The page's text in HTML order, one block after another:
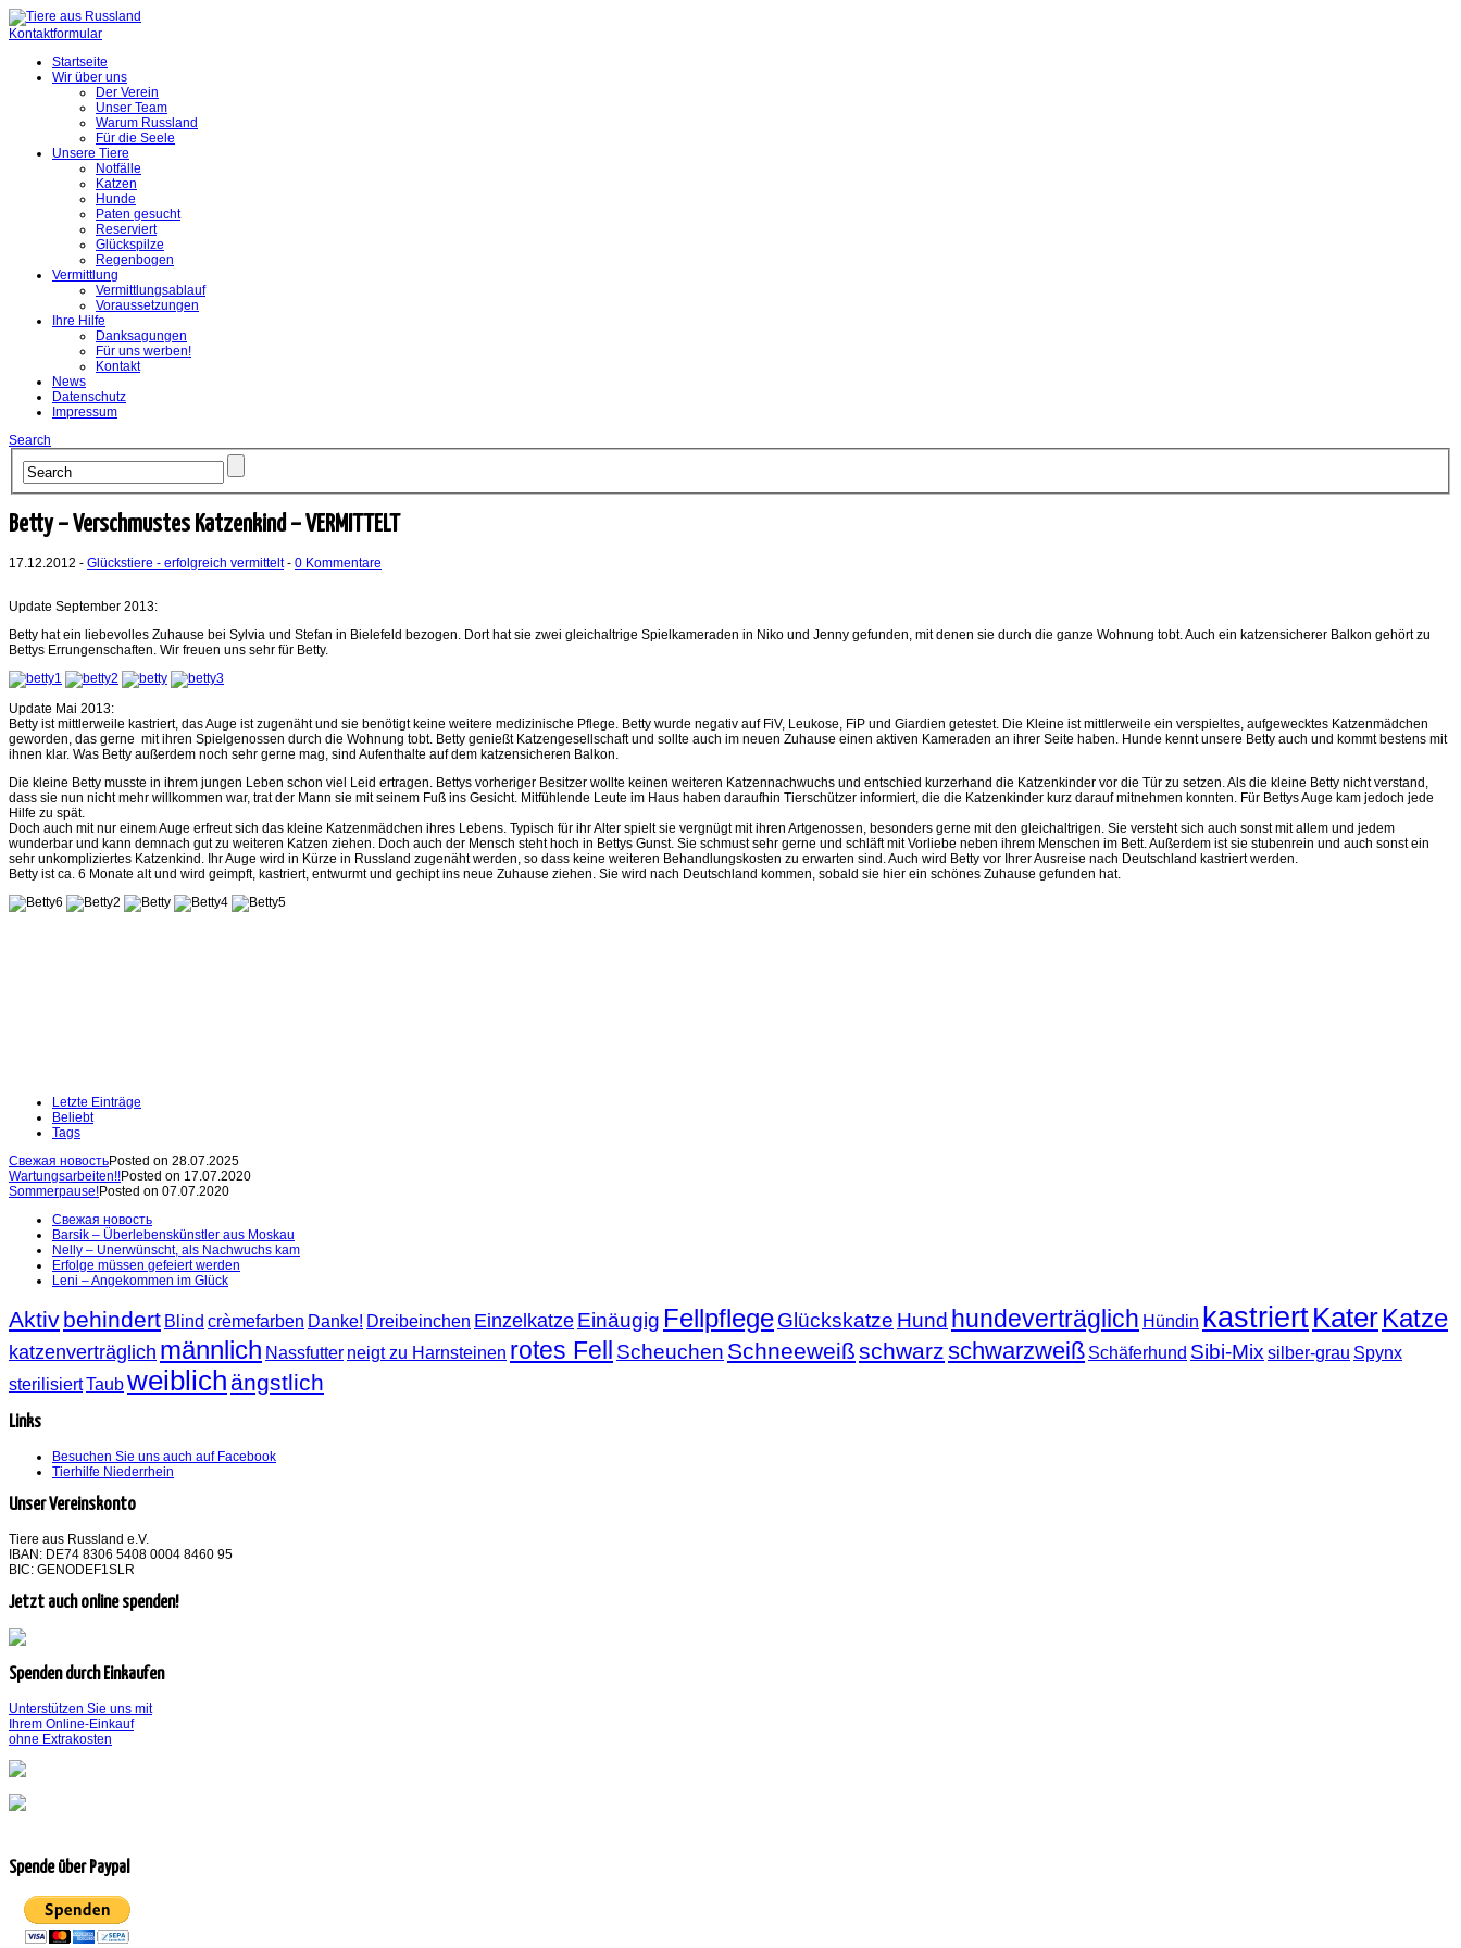
Kontaktformular
Startseite
Wir über uns
Der Verein
Unser Team
Warum Russland
Für die Seele
Unsere Tiere
Notfälle
Katzen
Hunde
Paten gesucht
Reserviert
Glückspilze
Regenbogen
Vermittlung
Vermittlungsablauf
Voraussetzungen
Ihre Hilfe
Danksagungen
Für uns werben!
Kontakt
News
Datenschutz
Impressum
Search
Betty – Verschmustes Katzenkind – VERMITTELT
17.12.2012 - Glückstiere - erfolgreich vermittelt- 0 Kommentare
Update September 2013:
Betty hat ein liebevolles Zuhause bei Sylvia und Stefan in Bielefeld bezogen. Dort hat sie zwei gleichaltrige Spielkameraden in Niko und Jenny gefunden, mit denen sie durch die ganze Wohnung tobt. Auch ein katzensicherer Balkon gehört zu
Bettys Errungenschaften. Wir freuen uns sehr für Betty.
Update Mai 2013:
Betty ist mittlerweile kastriert, das Auge ist zugenäht und sie benötigt keine weitere medizinische Pflege. Betty wurde negativ auf FiV, Leukose, FiP und Giardien getestet. Die Kleine ist mittlerweile ein verspieltes, aufgewecktes Katzenmädchen
geworden, das gerne mit ihren Spielgenossen durch die Wohnung tobt. Betty genießt Katzengesellschaft und sollte auch im neuen Zuhause einen aktiven Kameraden an ihrer Seite haben. Hunde kennt unsere Betty auch und kommt bestens mit
ihnen klar. Was Betty außerdem noch sehr gerne mag, sind Aufenthalte auf dem katzensicheren Balkon.
Die kleine Betty musste in ihrem jungen Leben schon viel Leid ertragen. Bettys vorheriger Besitzer wollte keinen weiteren Katzennachwuchs und entschied kurzerhand die Katzenkinder vor die Tür zu setzen. Als die kleine Betty nicht verstand,
dass sie nun nicht mehr willkommen war, trat der Mann sie mit seinem Fuß ins Gesicht. Mitfühlende Leute im Haus haben daraufhin Tierschützer informiert, die die Katzenkinder kurz darauf mitnehmen konnten. Für Bettys Auge kam jedoch jede
Hilfe zu spät.
Doch auch mit nur einem Auge erfreut sich das kleine Katzenmädchen ihres Lebens. Typisch für ihr Alter spielt sie vergnügt mit ihren Artgenossen, besonders gerne mit den gleichaltrigen. Sie versteht sich auch sonst mit allem und jedem
wunderbar und kann demnach gut zu weiteren Katzen ziehen. Doch auch der Mensch steht hoch in Bettys Gunst. Sie schmust sehr gerne und schläft mit Vorliebe neben ihrem Menschen im Bett. Außerdem ist sie stubenrein und auch sonst ein
sehr unkompliziertes Katzenkind. Ihr Auge wird in Kürze in Russland zugenäht werden, so dass keine weiteren Behandlungskosten zu erwarten sind. Auch wird Betty vor Ihrer Ausreise nach Deutschland kastriert werden.
Betty ist ca. 6 Monate alt und wird geimpft, kastriert, entwurmt und gechipt ins neue Zuhause ziehen. Sie wird nach Deutschland kommen, sobald sie hier ein schönes Zuhause gefunden hat.
Letzte Einträge
Beliebt
Tags
Свежая новостьPosted on 28.07.2025
Wartungsarbeiten!!Posted on 17.07.2020
Sommerpause!Posted on 07.07.2020
Свежая новость
Barsik – Überlebenskünstler aus Moskau
Nelly – Unerwünscht, als Nachwuchs kam
Erfolge müssen gefeiert werden
Leni – Angekommen im Glück
Aktivbehindert Blind crèmefarben Danke! Dreibeinchen Einzelkatze Einäugig FellpflegeGlückskatze Hund hundeverträglich Hündin kastriertKaterKatze
katzenverträglich männlich Nassfutter neigt zu Harnsteinen rotes Fell Scheuchen Schneeweißschwarzschwarzweiß Schäferhund Sibi-Mix silber-grau Spynx
sterilisiertTaubweiblich ängstlich
Links
Besuchen Sie uns auch auf Facebook
Tierhilfe Niederrhein
Unser Vereinskonto
Tiere aus Russland e.V.
IBAN: DE74 8306 5408 0004 8460 95
BIC: GENODEF1SLR
Jetzt auch online spenden!
Spenden durch Einkaufen
Unterstützen Sie uns mit
Ihrem Online-Einkauf
ohne Extrakosten
Spende über Paypal